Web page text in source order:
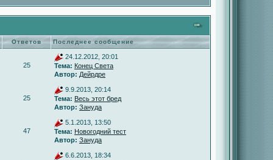
Ответов Последнее сообщение
25
24.12.2012, 20:01
Тема: Конец Света
Автор: Дейрдре
25
9.9.2013, 20:14
Тема: Весь этот бред
Автор: Зануда
47
5.1.2013, 13:50
Тема: Новогодний тест
Автор: Зануда
6.6.2013, 18:34